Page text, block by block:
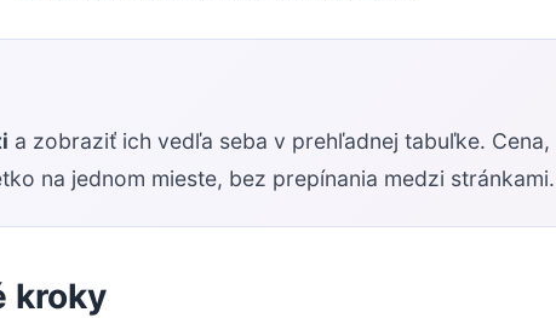
a zobraziť ich vedľa seba v prehľadnej tabuľke. Cena,
na jednom mieste, bez prepínania medzi stránkami.
kroky